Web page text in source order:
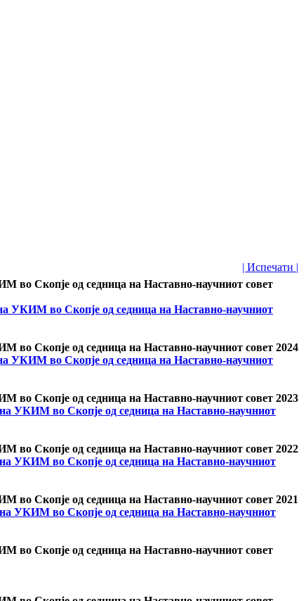
| Испечати |
во Скопје од седница на Наставно-научниот совет
УКИМ во Скопје од седница на Наставно-научниот
во Скопје од седница на Наставно-научниот совет 2024
УКИМ во Скопје од седница на Наставно-научниот
во Скопје од седница на Наставно-научниот совет 2023
на УКИМ во Скопје од седница на Наставно-научниот
во Скопје од седница на Наставно-научниот совет 2022
на УКИМ во Скопје од седница на Наставно-научниот
во Скопје од седница на Наставно-научниот совет 2021
на УКИМ во Скопје од седница на Наставно-научниот
во Скопје од седница на Наставно-научниот совет